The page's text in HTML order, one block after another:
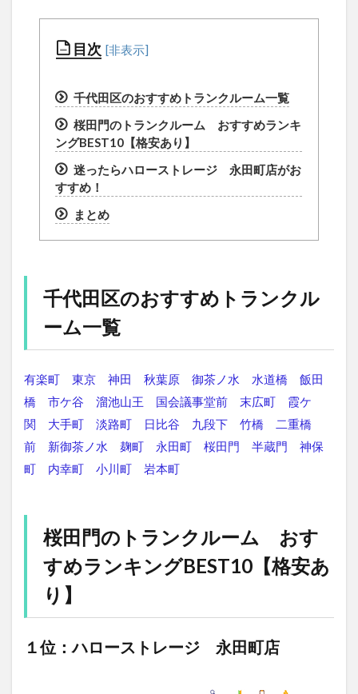
目次
千代田区のおすすめトランクルーム一覧
桜田門のトランクルーム おすすめランキ
ングBEST10【格安あり】
迷ったらハローストレージ 永田町店がお
すすめ！
まとめ
千代田区のおすすめトランクル
ーム一覧
有楽町 東京 神田 秋葉原 御茶ノ水 水道橋
飯田
橋
市ケ谷 溜池山王 国会議事堂前 末広町
霞ケ
関
大手町 淡路町 日比谷 九段下 竹橋
二重橋
前
新御茶ノ水 麹町 永田町 桜田門 半蔵門
神保
町
内幸町 小川町 岩本町
桜田門のトランクルーム おす
すめランキングBEST10【格安あ
り】
１位：ハローストレージ 永田町店